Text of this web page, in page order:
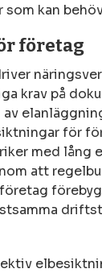
kan
företag
krav på
för
med lång
att